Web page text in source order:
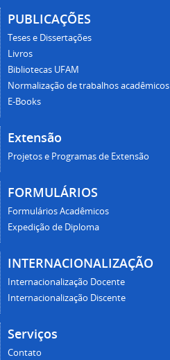
PUBLICAÇÕES
Teses e Dissertações
Livros
Bibliotecas UFAM
Normalização de trabalhos acadêmicos
E-Books
Extensão
Projetos e Programas de Extensão
FORMULÁRIOS
Formulários Acadêmicos
Expedição de Diploma
INTERNACIONALIZAÇÃO
Internacionalização Docente
Internacionalização Discente
Serviços
Contato